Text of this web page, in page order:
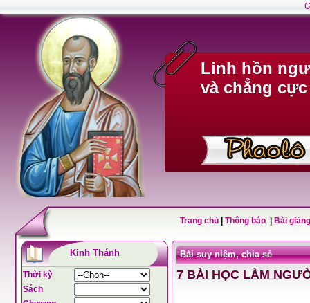
Linh hồn
và chẳng
Trang chủ Thông báo Bài
Kinh Thánh
Thời kỳ
Sách
Bài suy niệm, chia sẻ
7 BÀI HỌC LÀM